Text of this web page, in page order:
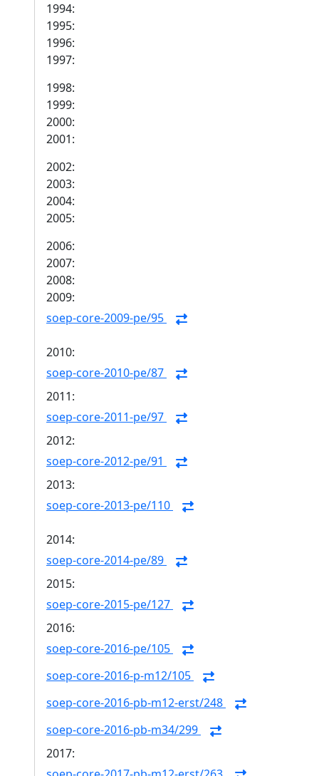
1994:
1995:
1996:
1997:
1998:
1999:
2000:
2001:
2002:
2003:
2004:
2005:
2006:
2007:
2008:
2009:
soep-core-2009-pe/95
2010:
soep-core-2010-pe/87
2011:
soep-core-2011-pe/97
2012:
soep-core-2012-pe/91
2013:
soep-core-2013-pe/110
2014:
soep-core-2014-pe/89
2015:
soep-core-2015-pe/127
2016:
soep-core-2016-pe/105
soep-core-2016-p-m12/105
soep-core-2016-pb-m12-erst/248
soep-core-2016-pb-m34/299
2017: